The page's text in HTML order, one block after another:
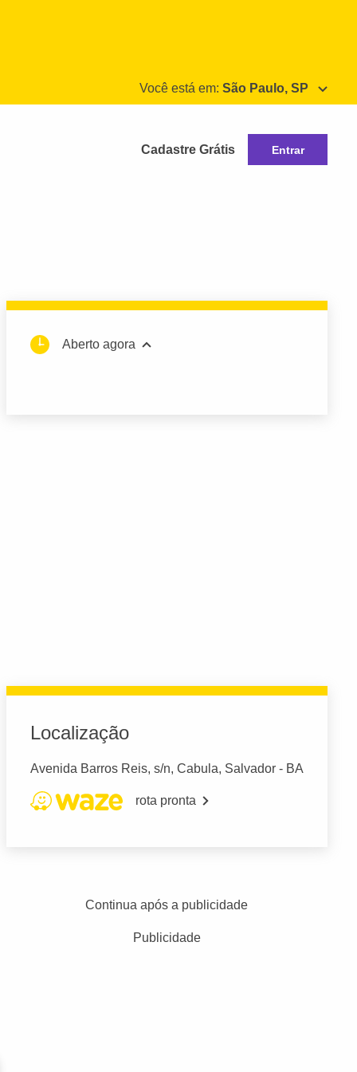
Você está em: São Paulo, SP
Cadastre Grátis Entrar
Aberto agora
Localização
Avenida Barros Reis, s/n, Cabula, Salvador - BA
rota pronta
Continua após a publicidade
Publicidade